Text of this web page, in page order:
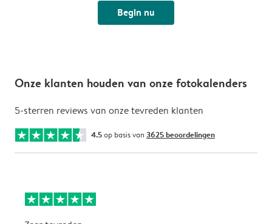
Begin nu
Onze klanten houden van onze fotokalenders
5-sterren reviews van onze tevreden klanten
4.5op basis van 3625 beoordelingen